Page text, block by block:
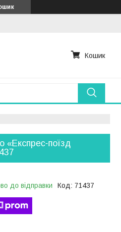
Кошик
«Експрес-поїзд
до відправки Код: 71437